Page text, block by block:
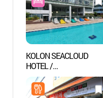
KOLON SEACLOUD
HOTEL /
코오롱씨클라우드호텔